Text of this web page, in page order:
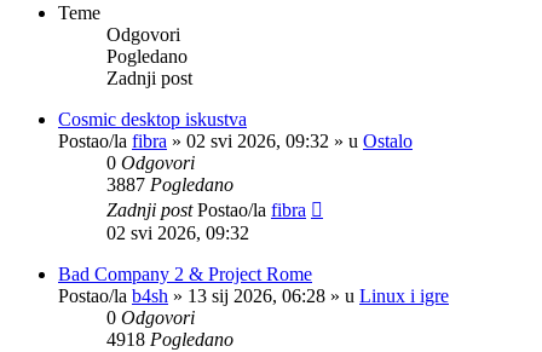
Teme
Odgovori
Pogledano
Zadnji post
Cosmic desktop iskustva
Postao/la fibra » 02 svi 2026, 09:32 » u Ostalo
0 Odgovori
3887 Pogledano
Zadnji postPostao/la fibra
02 svi 2026, 09:32
Bad Company 2 & Project Rome
Postao/la b4sh » 13 sij 2026, 06:28 » u Linux i igre
0 Odgovori
4918 Pogledano